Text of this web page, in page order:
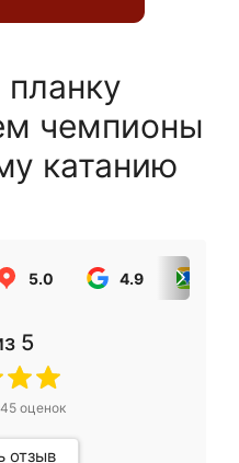
чемпионы
катанию
5.0 4.9
5
оценок
отзыв